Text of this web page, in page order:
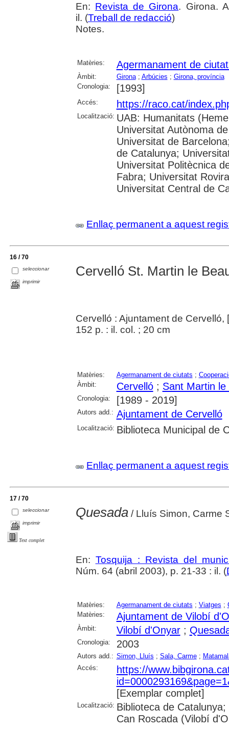
En: Revista de Girona. Girona.
il. (Treball de redacció)
Notes.
Matèries: Agermanament de
Àmbit: Girona; Arbúcies ; Girona, província
Cronologia:
[1993]
Accés: https://raco.cat/
Localització: UAB: Humanitats
Universitat Autònoma
Universitat de
de Catalunya;
Universitat Politècnica
Fabra; Universitat
Universitat Central de
Enllaç permanent a aquest
16 / 70
seleccionar
imprimir
Cervelló St. Martin le
Cervelló : Ajuntament de Cervelló,
152 p. : il. col. ; 20 cm
Matèries: Agermanament de ciutats ;
Àmbit:
Cervelló; Sant Martin le
Cronologia: [1989 - 2019]
Autors add.: Ajuntament de Cervelló
Localització: Biblioteca Municipal de
Enllaç permanent a aquest
17 / 70
seleccionar
imprimir
Text complet
Quesada/ Lluís Simon, Carme
En: Tosquija : Revista del
Núm. 64 (abril 2003), p. 21-33 : il. (
Matèries: Agermanament de ciutats ; Viatges ;
Matèries:
Ajuntament de Vilobí
Àmbit: Vilobí d'Onyar;
Cronologia: 2003
Autors add.: Simon, Lluís ; Sala, Carme;
Accés:
https://
[Exemplar complet]
Localització: Biblioteca de
Can Roscada (Vilobí